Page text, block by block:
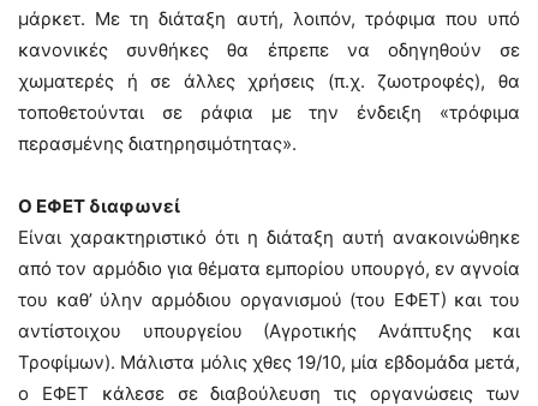
μάρκετ. Με τη διάταξη αυτή, λοιπόν, τρόφιμα που υπό
κανονικές συνθήκες θα έπρεπε να οδηγηθούν σε
χωματερές ή σε άλλες χρήσεις (π.χ. ζωοτροφές), θα
τοποθετούνται σε ράφια με την ένδειξη «τρόφιμα
περασμένης διατηρησιμότητας».
Ο ΕΦΕΤ διαφωνεί
Είναι χαρακτηριστικό ότι η διάταξη αυτή ανακοινώθηκε
από τον αρμόδιο για θέματα εμπορίου υπουργό, εν αγνοία
του καθ’ ύλην αρμόδιου οργανισμού (του ΕΦΕΤ) και του
αντίστοιχου υπουργείου (Αγροτικής Ανάπτυξης και
Τροφίμων). Μάλιστα μόλις χθες 19/10, μία εβδομάδα μετά,
ο ΕΦΕΤ κάλεσε σε διαβούλευση τις οργανώσεις των